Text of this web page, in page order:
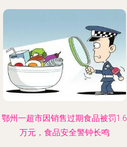
鄂州一超市因销售过期食品被罚1.6
万元，食品安全警钟长鸣